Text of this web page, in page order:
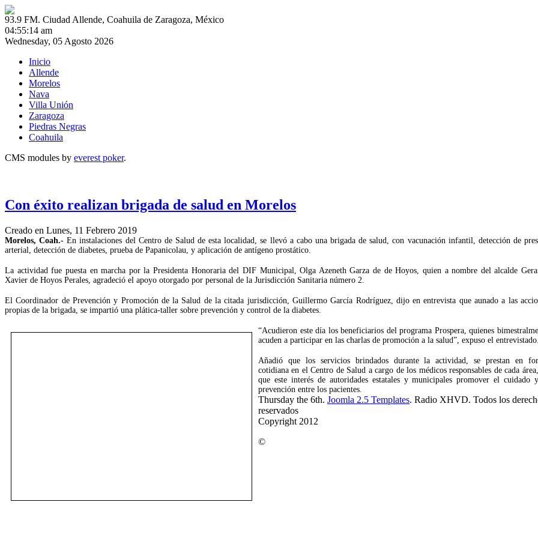
93.9 FM. Ciudad Allende, Coahuila de Zaragoza, México
04:55:14 am
Wednesday, 05 Agosto 2026
Inicio
Allende
Morelos
Nava
Villa Unión
Zaragoza
Piedras Negras
Coahuila
CMS modules by everest poker.
Con éxito realizan brigada de salud en Morelos
Creado en Lunes, 11 Febrero 2019
Morelos, Coah.-En instalaciones del Centro de Salud de esta localidad, se llevó a cabo una brigada de salud, con vacunación infantil, detección de
arterial, detección de diabetes, prueba de Papanicolau, y aplicación de antígeno prostático.
La actividad fue puesta en marcha por la Presidenta Honoraria del DIF Municipal, Olga Azeneth Garza de de Hoyos, quien a nombre del alcalde
Xavier de Hoyos Perales, agradeció el apoyo otorgado por personal de la Jurisdicción Sanitaria número 2.
El Coordinador de Prevención y Promoción de la Salud de la citada jurisdicción, Guillermo García Rodríguez, dijo en entrevista que aunado a las
propias de la brigada, se impartió una plática-taller sobre prevención y control de la diabetes.
“Acudieron este día los beneficiarios del programa Prospera, quienes
acuden a participar en las charlas de promoción a la salud”, expuso el
Añadió que los servicios brindados durante la actividad, se prestan en
cotidiana en el Centro de Salud a cargo de los médicos responsables de cada
que este interés de autoridades estatales y municipales promover el cuidado
prevención entre los pacientes.
Thursday the 6th. Joomla 2.5 Templates. Radio XHVD. Todos los
reservados
Copyright 2012
©